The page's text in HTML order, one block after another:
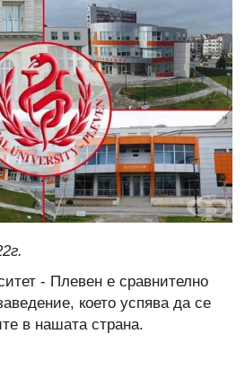
- Плевен е сравнително
което успява да се
в нашата страна.